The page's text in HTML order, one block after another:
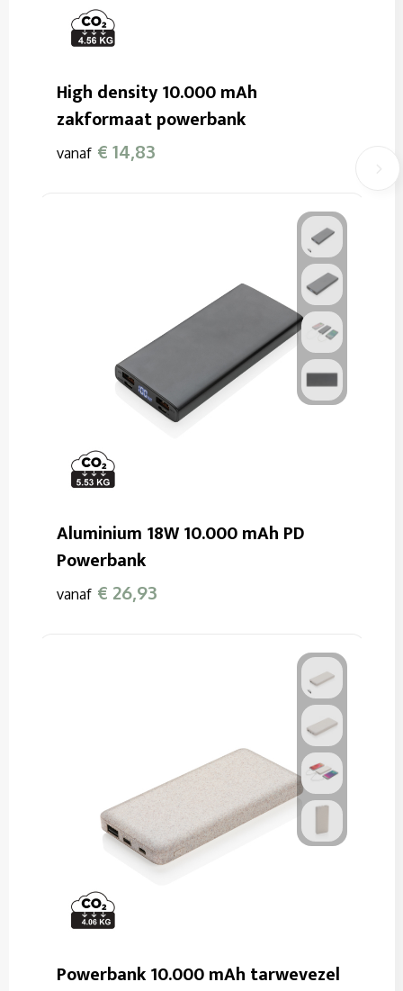
High density 10.000 mAh
zakformaat powerbank
vanaf € 14,83
Aluminium 18W 10.000 mAh PD
Powerbank
vanaf € 26,93
Powerbank 10.000 mAh tarwevezel